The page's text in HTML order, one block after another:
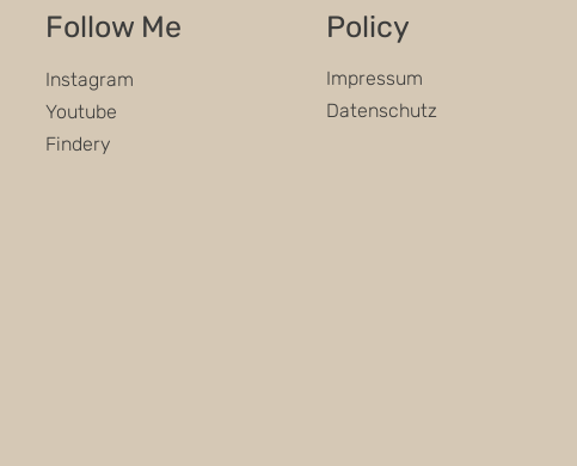
Follow Me
Instagram
Youtube
Findery
Policy
Impressum
Datenschutz